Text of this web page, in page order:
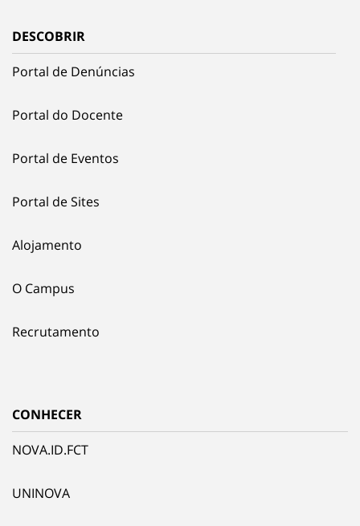
DESCOBRIR
Portal de Denúncias
Portal do Docente
Portal de Eventos
Portal de Sites
Alojamento
O Campus
Recrutamento
CONHECER
NOVA.ID.FCT
UNINOVA